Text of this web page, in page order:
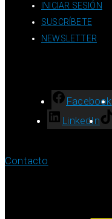
INICIAR SESIÓN
SUSCRÍBETE
NEWSLETTER
Facebook
LinkedIn
Contacto